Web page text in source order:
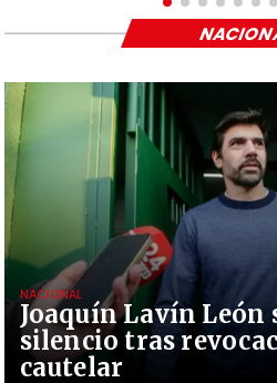
Joaquín Lavín León
silencio tras
cautelar
NACIONAL